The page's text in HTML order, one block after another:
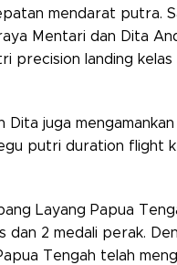
mendarat putra.
Mentari dan Dita
precision landing kelas
Dita juga
putri duration flight
Layang Papua
dan 2 medali perak.
Tengah telah